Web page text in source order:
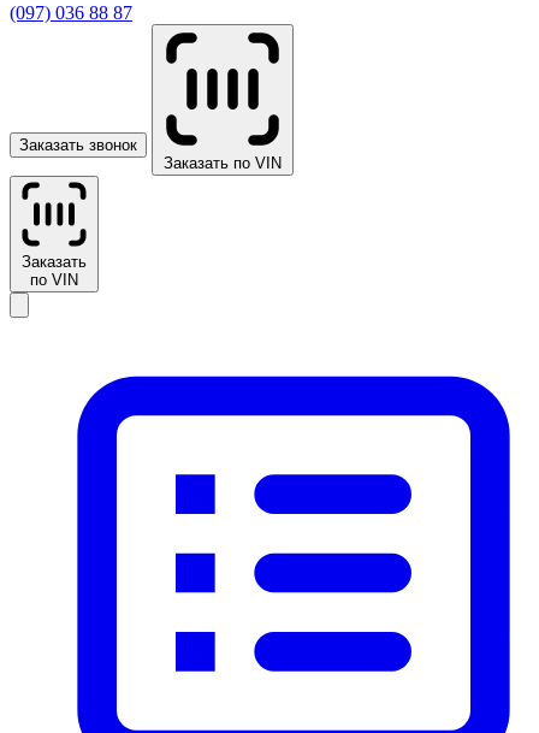
(097) 036 88 87
Заказать звонок
Заказать по VIN
Заказать
по VIN